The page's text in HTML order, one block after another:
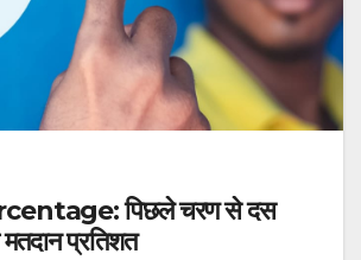
पिछले चरण से दस
मतदान प्रतिशत